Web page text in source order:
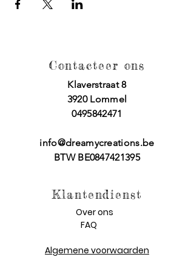
Contacteer ons
Klaverstraat 8
3920 Lommel
0495842471
info@dreamycreations.be
BTW BE0847421395
Klantendienst
Over ons
FAQ
Algemene voorwaarden